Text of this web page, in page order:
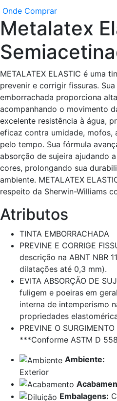
Onde Comprar
Metalatex
METALATEX ELASTIC é uma
prevenir e corrigir fissuras.
emborrachada proporciona
acompanhando o movimento
excelente resistência à água,
eficaz contra umidade, mofos,
pelo tempo. Sua fórmula
absorção de sujeira ajudando
cores, prolongando sua
ambiente. METALATEX
respeito da Sherwin-Williams
Atributos
TINTA EMBORRACHADA
PREVINE E CORRIGE
descrição na ABNT NBR
dilatações até 0,3 mm).
EVITA ABSORÇÃO DE
fuligem e poeiras em
interna de intemperismo
propriedades
PREVINE O
***Conforme ASTM D
Ambiente:
Exterior
Embalagens: